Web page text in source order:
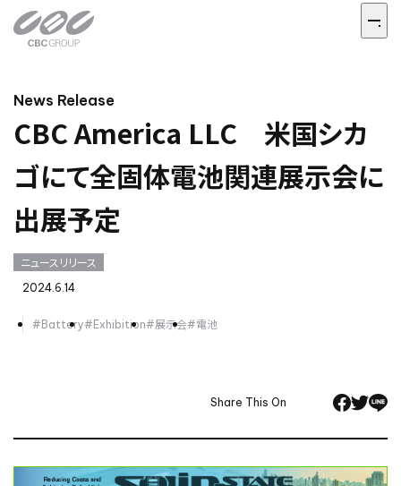
News Release
CBC America LLC 米国シカ
ゴにて全固体電池関連展示会に
出展予定
ニュースリリース
2024.6.14
#Battery#Exhibition#展示会#電池
Share This On